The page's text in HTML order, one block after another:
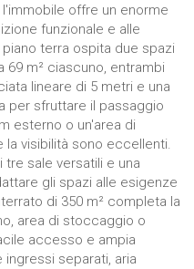
l'immobile offre un enorme
funzionale e alle
terra ospita due spazi
m² ciascuno, entrambi
lineare di 5 metri e una
per sfruttare il passaggio
esterno o un'area di
la visibilità sono eccellenti.
sale versatili e una
gli spazi alle esigenze
di 350 m² completa la
area di stoccaggio o
accesso e ampia
separati, aria